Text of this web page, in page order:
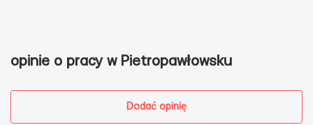
opinie o pracy w Pietropawłowsku
Dodać opinię